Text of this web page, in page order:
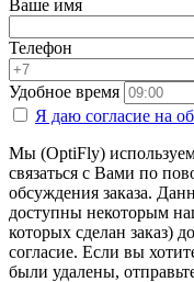
Ваше имя
Телефон
Удобное время
Я даю согласие на
Мы (OptiFly)
связаться с Вами по
обсуждения заказа.
доступны некоторым
которых сделан заказ)
согласие. Если вы
были удалены,